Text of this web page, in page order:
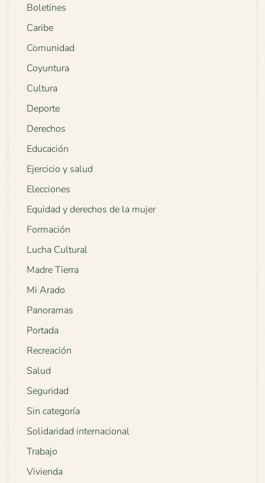
Boletines
Caribe
Comunidad
Coyuntura
Cultura
Deporte
Derechos
Educación
Ejercicio y salud
Elecciones
Equidad y derechos de la mujer
Formación
Lucha Cultural
Madre Tierra
Mi Arado
Panoramas
Portada
Recreación
Salud
Seguridad
Sin categoría
Solidaridad internacional
Trabajo
Vivienda